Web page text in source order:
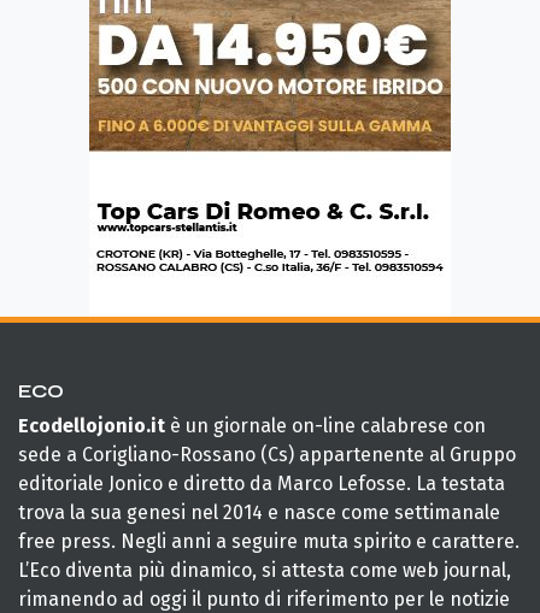
ECO
Ecodellojonio.it è un giornale on-line calabrese con
sede a Corigliano-Rossano (Cs) appartenente al Gruppo
editoriale Jonico e diretto da Marco Lefosse. La testata
trova la sua genesi nel 2014 e nasce come settimanale
free press. Negli anni a seguire muta spirito e carattere.
L’Eco diventa più dinamico, si attesta come web journal,
rimanendo ad oggi il punto di riferimento per le notizie